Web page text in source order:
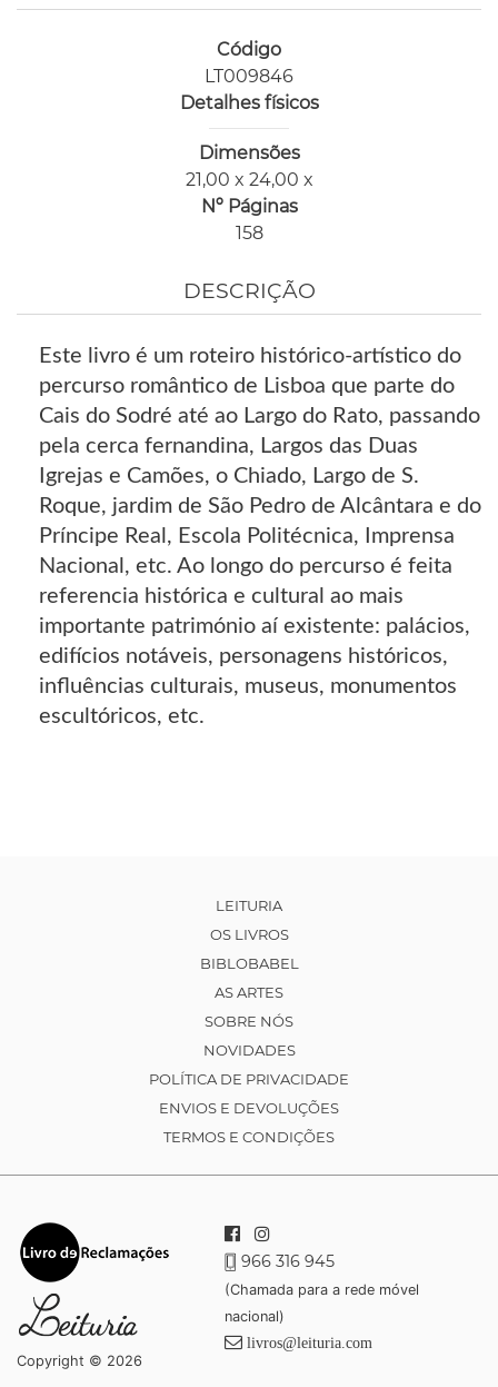
Código
LT009846
Detalhes físicos
Dimensões
21,00 x 24,00 x
Nº Páginas
158
DESCRIÇÃO
Este livro é um roteiro histórico-artístico do
percurso romântico de Lisboa que parte do
Cais do Sodré até ao Largo do Rato, passando
pela cerca fernandina, Largos das Duas
Igrejas e Camões, o Chiado, Largo de S.
Roque, jardim de São Pedro de Alcântara e do
Príncipe Real, Escola Politécnica, Imprensa
Nacional, etc. Ao longo do percurso é feita
referencia histórica e cultural ao mais
importante património aí existente: palácios,
edifícios notáveis, personagens históricos,
influências culturais, museus, monumentos
escultóricos, etc.
LEITURIA
OS LIVROS
BIBLOBABEL
AS ARTES
SOBRE NÓS
NOVIDADES
POLÍTICA DE PRIVACIDADE
ENVIOS E DEVOLUÇÕES
TERMOS E CONDIÇÕES
Copyright © 2026
966 316 945
(Chamada para a rede móvel
nacional)
livros@leituria.com